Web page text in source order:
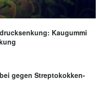
Kaugummi
gegen Streptokokken-